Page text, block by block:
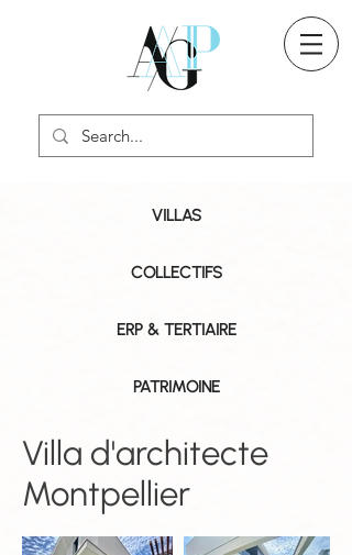
VILLAS
COLLECTIFS
ERP & TERTIAIRE
PATRIMOINE
Villa d'architecte
Montpellier